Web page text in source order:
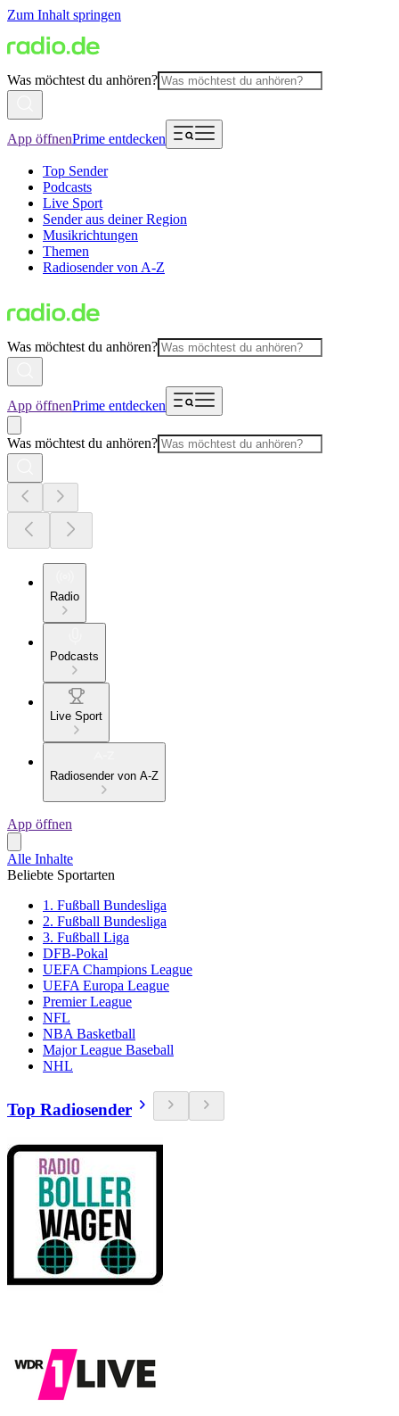
Zum Inhalt springen
Was möchtest du anhören?
App öffnenPrime entdecken
Top Sender
Podcasts
Live Sport
Sender aus deiner Region
Musikrichtungen
Themen
Radiosender von A-Z
Was möchtest du anhören?
App öffnenPrime entdecken
Was möchtest du anhören?
Radio
Podcasts
Live Sport
Radiosender von A-Z
App öffnen
Alle Inhalte
Beliebte Sportarten
1. Fußball Bundesliga
2. Fußball Bundesliga
3. Fußball Liga
DFB-Pokal
UEFA Champions League
UEFA Europa League
Premier League
NFL
NBA Basketball
Major League Baseball
NHL
Top Radiosender